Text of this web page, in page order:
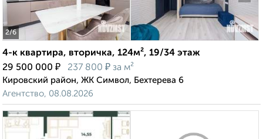
2/6
4-к квартира, вторичка, 124м², 19/34 этаж
29 500 000 ₽ 237 800 ₽ за м²
Кировский район, ЖК Символ, Бехтерева 6
Агентство, 08.08.2026